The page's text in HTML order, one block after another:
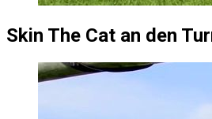
Skin The Cat an den